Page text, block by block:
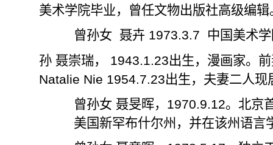
美术学院毕业，曾任文物出版社高级编辑
曾孙女 聂卉1973.3.7
中国美术
孙 聂崇瑞，
1943.1.23出生，漫画家。
Natalie Nie 1954.7.23出生，夫妻二人现
曾孙女 聂旻晖， 1970.9.12。北京
美国新罕布什尔州，并在该州语言